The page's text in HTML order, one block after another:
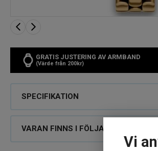
Vi
GRATIS JUSTERING AV ARMBAND
(Värde från 200kr)
SPECIFIKATION
VARAN FINNS I FÖLJANDE BUTIKER